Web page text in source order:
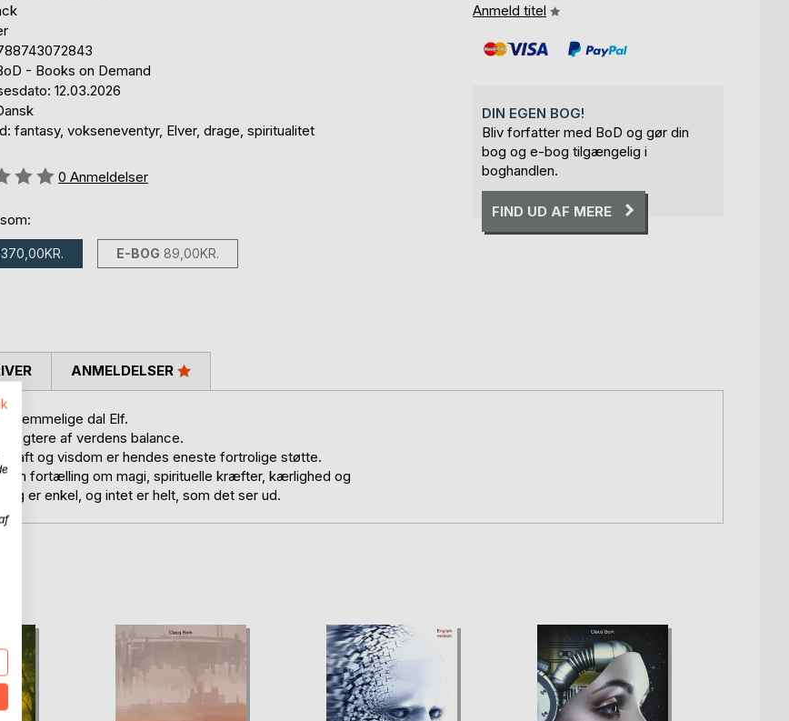
- Books on Demand
12.03.2026
fantasy, vokseneventyr, Elver, drage, spiritualitet
0 Anmeldelser
370,00KR. E-BOG 89,00KR.
Anmeld titel
DIN EGEN BOG!
Bliv forfatter med BoD og gør din
bog og e-bog tilgængelig i
boghandlen.
FIND UD AF MERE
hemmelige dal Elf.
vogtere af verdens balance.
kraft og visdom er hendes eneste fortrolige støtte.
En fortælling om magi, spirituelle kræfter, kærlighed og
er enkel, og intet er helt, som det ser ud.
ANMELDELSER